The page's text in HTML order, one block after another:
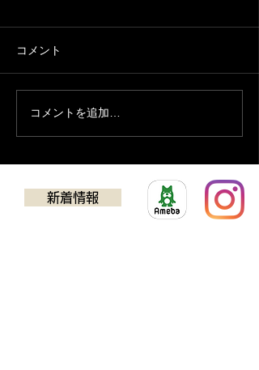
８月の予定
コメント
コメントを追加…
新着情報